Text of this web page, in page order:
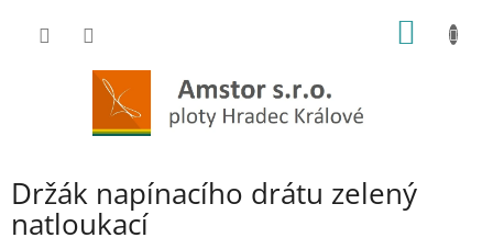
Držák napínacího drátu zelený
natloukací